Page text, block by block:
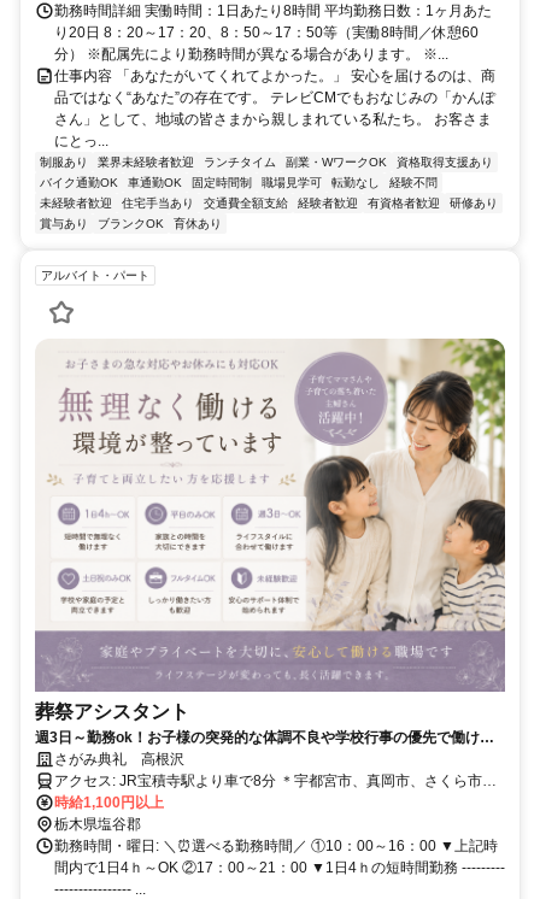
勤務時間詳細 実働時間：1日あたり8時間 平均勤務日数：1ヶ月あた
り20日 8：20～17：20、8：50～17：50等（実働8時間／休憩60
分） ※配属先により勤務時間が異なる場合があります。 ※...
仕事内容 「あなたがいてくれてよかった。」 安心を届けるのは、商
品ではなく“あなた”の存在です。 テレビCMでもおなじみの「かんぽ
さん」として、地域の皆さまから親しまれている私たち。 お客さま
にとっ...
制服あり 業界未経験者歓迎 ランチタイム 副業・WワークOK
資格取得支援あり
バイク通勤OK
車通勤OK 固定時間制 職場見学可 転勤なし
経験不問
未経験者歓迎
住宅手当あり 交通費全額支給 経験者歓迎 有資格者歓迎
研修あり
賞与あり
ブランクOK 育休あり
アルバイト・パート
葬祭アシスタント
週3日～勤務ok！お子様の突発的な体調不良や学校行事の優先で働けま
す！働きやすさを求めるならここで決まり♪
さがみ典礼 高根沢
アクセス: JR宝積寺駅より車で8分 ＊宇都宮市、真岡市、さくら市、
上三川町からもアクセス良好◎
時給1,100円以上
栃木県塩谷郡
勤務時間・曜日: ＼⏰選べる勤務時間／ ①10：00～16：00 ▼上記時
間内で1日4ｈ～OK ②17：00～21：00 ▼1日4ｈの短時間勤務 ---------
---------------- ...